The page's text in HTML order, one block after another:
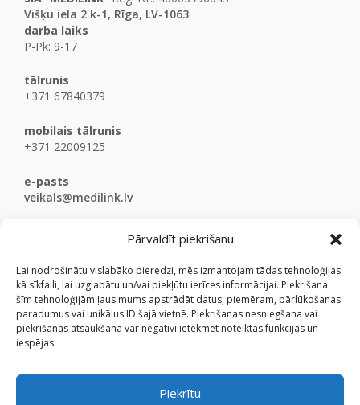
Pārvaldīt piekrišanu
Lai nodrošinātu vislabāko pieredzi, mēs izmantojam tādas tehnoloģijas
kā sīkfaili, lai uzglabātu un/vai piekļūtu ierīces informācijai. Piekrišana
šīm tehnoloģijām ļaus mums apstrādāt datus, piemēram, pārlūkošanas
paradumus vai unikālus ID šajā vietnē. Piekrišanas nesniegšana vai
piekrišanas atsaukšana var negatīvi ietekmēt noteiktas funkcijas un
iespējas.
Piekrītu
Višķu iela 2 k-1, Rīga, LV-1063:
darba laiks
P-Pk: 9-17
tālrunis
+371 67840379
mobilais tālrunis
+371 22009125
e-pasts
veikals@medilink.lv